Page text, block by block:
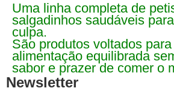
Uma linha completa de
salgadinhos saudáveis
culpa.
São produtos voltados
alimentação equilibrada
sabor e prazer de comer o
Newsletter